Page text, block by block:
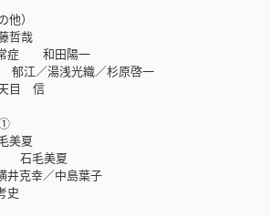
）
哲哉
常症 和田陽一
／湯浅光織／杉原啓一
目 信
①
美夏
石毛美夏
克幸／中島葉子
史